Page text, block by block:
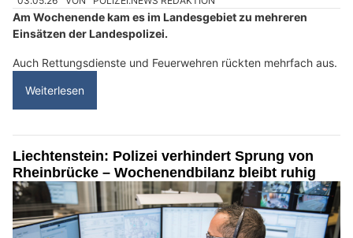
Am Wochenende kam es im Landesgebiet zu mehreren
Einsätzen der Landespolizei.
Auch Rettungsdienste und Feuerwehren rückten mehrfach aus.
Weiterlesen
Liechtenstein: Polizei verhindert Sprung von
Rheinbrücke – Wochenendbilanz bleibt ruhig